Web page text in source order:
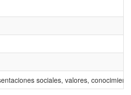
sociales, valores,